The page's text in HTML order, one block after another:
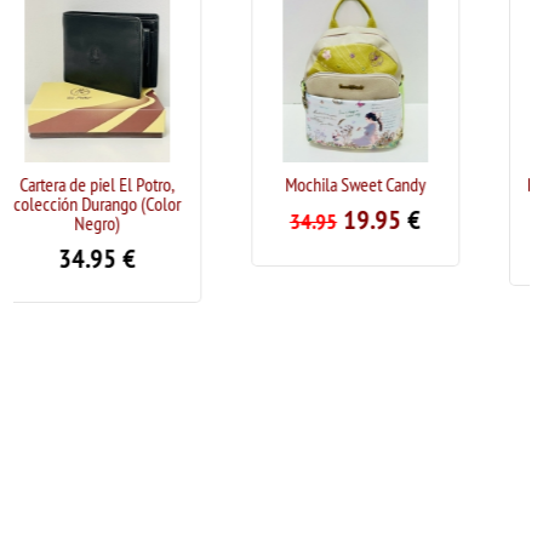
Potro,
(Color
Mochila Sweet Candy
€
Bolso de mano/